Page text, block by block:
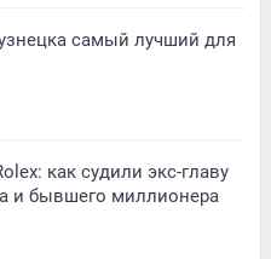
самый лучший для
как судили экс-главу
и бывшего миллионера